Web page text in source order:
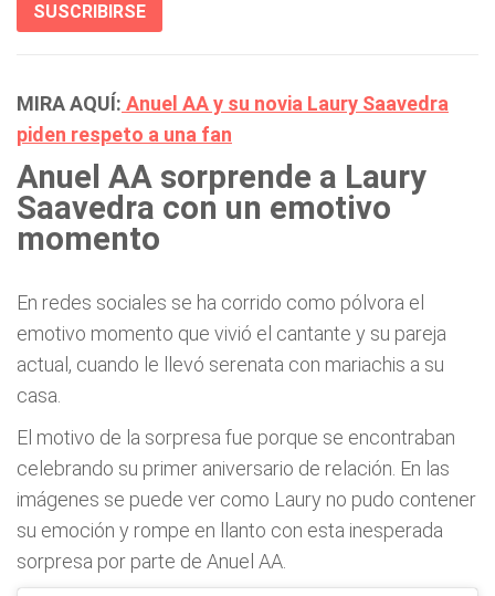
SUSCRIBIRSE
MIRA AQUÍ: Anuel AA y su novia Laury Saavedra
piden respeto a una fan
Anuel AA sorprende a Laury
Saavedra con un emotivo
momento
En redes sociales se ha corrido como pólvora el
emotivo momento que vivió el cantante y su pareja
actual, cuando le llevó serenata con mariachis a su
casa.
El motivo de la sorpresa fue porque se encontraban
celebrando su primer aniversario de relación. En las
imágenes se puede ver como Laury no pudo contener
su emoción y rompe en llanto con esta inesperada
sorpresa por parte de Anuel AA.